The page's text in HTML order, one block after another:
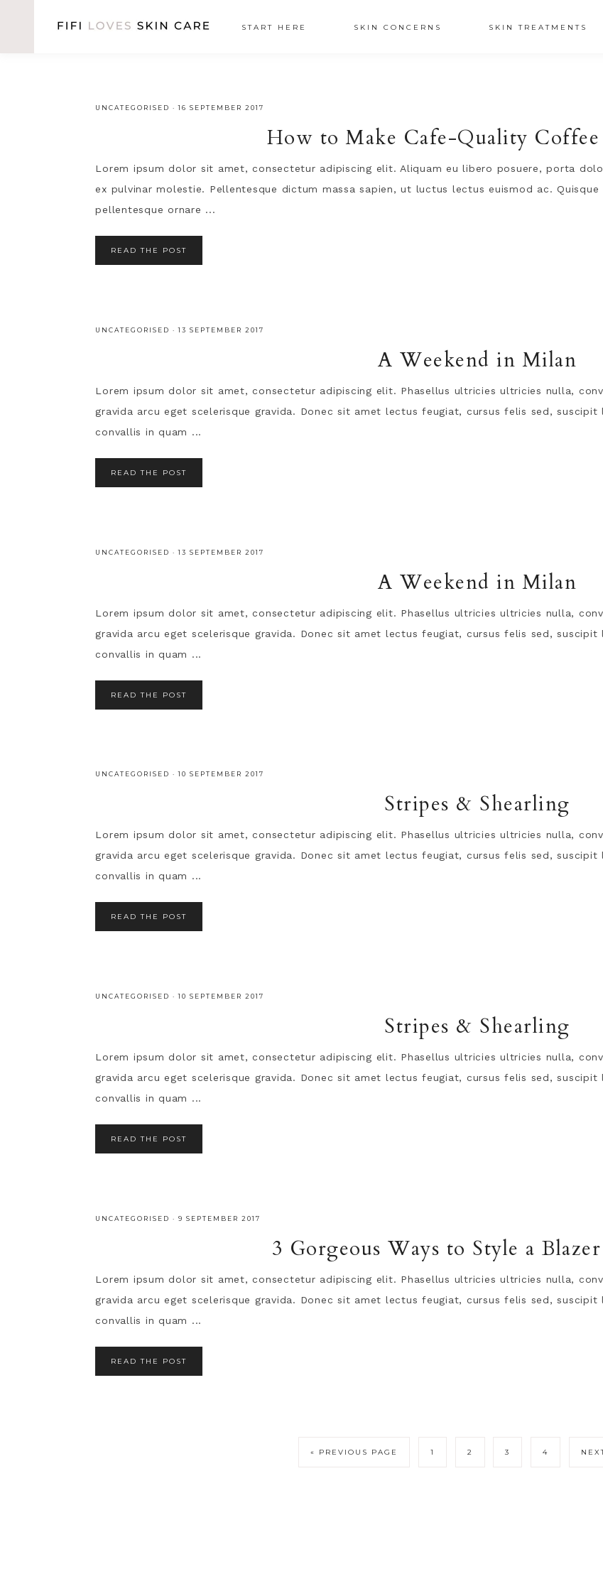
START HERE SKIN CONCERNS SKIN TREATMENTS
UNCATEGORISED ·16 SEPTEMBER 2017
How to Make Cafe-Quality
Lorem ipsum dolor sit amet, consectetur adipiscing elit. Aliquam eu libero posuere, porta
ex pulvinar molestie. Pellentesque dictum massa sapien, ut luctus lectus euismod ac.
pellentesque ornare ...
READ THE POST
UNCATEGORISED ·13 SEPTEMBER 2017
A Weekend in Milan
Lorem ipsum dolor sit amet, consectetur adipiscing elit. Phasellus ultricies ultricies nulla,
gravida arcu eget scelerisque gravida. Donec sit amet lectus feugiat, cursus felis sed,
convallis in quam ...
READ THE POST
UNCATEGORISED ·13 SEPTEMBER 2017
A Weekend in Milan
Lorem ipsum dolor sit amet, consectetur adipiscing elit. Phasellus ultricies ultricies nulla,
gravida arcu eget scelerisque gravida. Donec sit amet lectus feugiat, cursus felis sed,
convallis in quam ...
READ THE POST
UNCATEGORISED ·10 SEPTEMBER 2017
Stripes & Shearling
Lorem ipsum dolor sit amet, consectetur adipiscing elit. Phasellus ultricies ultricies nulla,
gravida arcu eget scelerisque gravida. Donec sit amet lectus feugiat, cursus felis sed,
convallis in quam ...
READ THE POST
UNCATEGORISED ·10 SEPTEMBER 2017
Stripes & Shearling
Lorem ipsum dolor sit amet, consectetur adipiscing elit. Phasellus ultricies ultricies nulla,
gravida arcu eget scelerisque gravida. Donec sit amet lectus feugiat, cursus felis sed,
convallis in quam ...
READ THE POST
UNCATEGORISED ·9 SEPTEMBER 2017
3 Gorgeous Ways to Style a
Lorem ipsum dolor sit amet, consectetur adipiscing elit. Phasellus ultricies ultricies nulla,
gravida arcu eget scelerisque gravida. Donec sit amet lectus feugiat, cursus felis sed,
convallis in quam ...
READ THE POST
« PREVIOUS PAGE 1 2 3 4